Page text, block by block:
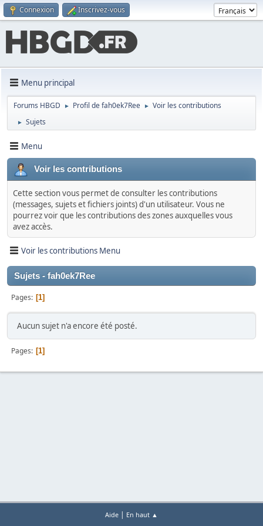
Connexion Inscrivez-vous
Menu principal
Forums HBGD ► Profil de fah0ek7Ree ► Voir les contributions
► Sujets
Menu
Voir les contributions
Cette section vous permet de consulter les contributions
(messages, sujets et fichiers joints) d'un utilisateur. Vous ne
pourrez voir que les contributions des zones auxquelles vous
avez accès.
Voir les contributions Menu
Sujets - fah0ek7Ree
Pages 1
Aucun sujet n'a encore été posté.
Pages 1
Aide | En haut ▲